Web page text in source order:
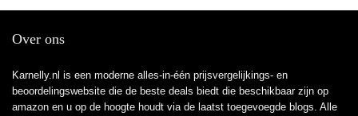
Over ons
Karnelly.nl is een moderne alles-in-één prijsvergelijkings- en
beoordelingswebsite die de beste deals biedt die beschikbaar zijn op
amazon en u op de hoogte houdt via de laatst toegevoegde blogs. Alle